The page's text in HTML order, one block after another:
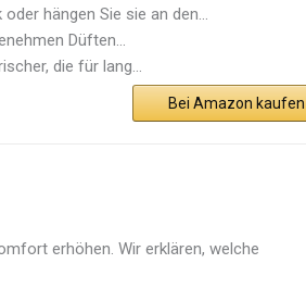
hängen Sie sie an den...
Düften...
die für lang...
Bei Amazon kaufen
erhöhen. Wir erklären, welche